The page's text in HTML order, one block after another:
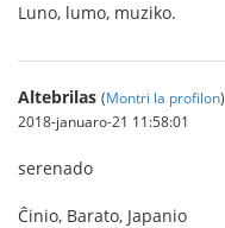
Luno, lumo, muziko.
Altebrilas (Montri la profilon)
2018-januaro-21 11:58:01
serenado
Ĉinio, Barato, Japanio